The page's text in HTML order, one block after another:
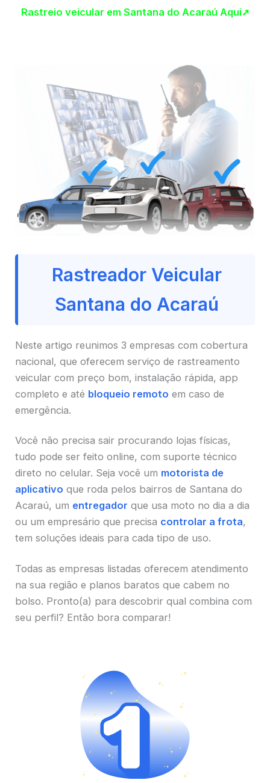
Rastreio veicular em Santana do Acaraú Aqui➚
Rastreador Veicular
Santana do Acaraú
Neste artigo reunimos 3 empresas com cobertura
nacional, que oferecem serviço de rastreamento
veicular com preço bom, instalação rápida, app
completo e até bloqueio remoto em caso de
emergência.
Você não precisa sair procurando lojas físicas,
tudo pode ser feito online, com suporte técnico
direto no celular. Seja você um motorista de
aplicativo que roda pelos bairros de Santana do
Acaraú, um entregador que usa moto no dia a dia
ou um empresário que precisa controlar a frota,
tem soluções ideais para cada tipo de uso.
Todas as empresas listadas oferecem atendimento
na sua região e planos baratos que cabem no
bolso. Pronto(a) para descobrir qual combina com
seu perfil? Então bora comparar!